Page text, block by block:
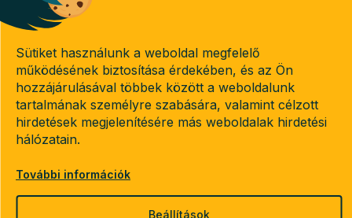
Sütiket használunk a weboldal megfelelő
működésének biztosítása érdekében, és az Ön
hozzájárulásával többek között a weboldalunk
tartalmának személyre szabására, valamint célzott
hirdetések megjelenítésére más weboldalak hirdetési
hálózatain.
További információk
Beállítások
Copyright 2026
Emeletes-agyak.hu
. Minden jog fenntartva.
Süti beállítások szerkesztése